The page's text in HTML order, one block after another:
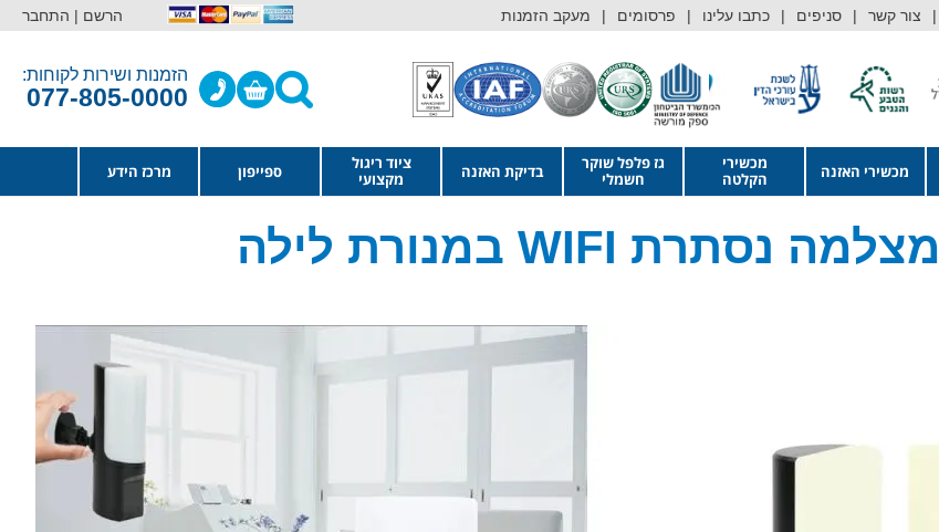
צור קשר סניפים כתבו עלינו פרסומים מעקב הזמנות הרשם | התחבר
הזמנות ושירות לקוחות:
077-805-0000
מכשירי האזנה
מכשירי
הקלטה
גז פלפל שוקר
חשמלי
בדיקת האזנה
ציוד ריגול
מקצועי
ספייפון מרכז הידע
מצלמה נסתרת WIFI במנורת לילה